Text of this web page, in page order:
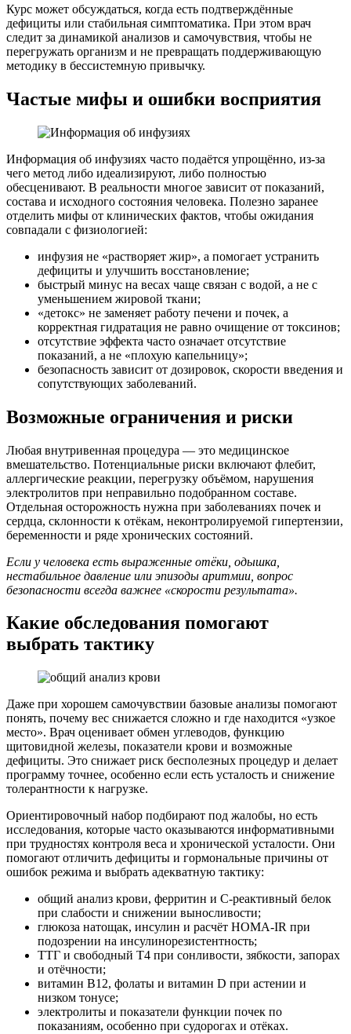
Курс может обсуждаться, когда есть подтверждённые
дефициты или стабильная симптоматика. При этом врач
следит за динамикой анализов и самочувствия, чтобы не
перегружать организм и не превращать поддерживающую
методику в бессистемную привычку.
Частые мифы и ошибки восприятия
Информация об инфузиях часто подаётся упрощённо, из-за
чего метод либо идеализируют, либо полностью
обесценивают. В реальности многое зависит от показаний,
состава и исходного состояния человека. Полезно заранее
отделить мифы от клинических фактов, чтобы ожидания
совпадали с физиологией:
инфузия не «растворяет жир», а помогает устранить
дефициты и улучшить восстановление;
быстрый минус на весах чаще связан с водой, а не с
уменьшением жировой ткани;
«детокс» не заменяет работу печени и почек, а
корректная гидратация не равно очищение от токсинов;
отсутствие эффекта часто означает отсутствие
показаний, а не «плохую капельницу»;
безопасность зависит от дозировок, скорости введения и
сопутствующих заболеваний.
Возможные ограничения и риски
Любая внутривенная процедура — это медицинское
вмешательство. Потенциальные риски включают флебит,
аллергические реакции, перегрузку объёмом, нарушения
электролитов при неправильно подобранном составе.
Отдельная осторожность нужна при заболеваниях почек и
сердца, склонности к отёкам, неконтролируемой гипертензии,
беременности и ряде хронических состояний.
Если у человека есть выраженные отёки, одышка,
нестабильное давление или эпизоды аритмии, вопрос
безопасности всегда важнее «скорости результата».
Какие обследования помогают
выбрать тактику
Даже при хорошем самочувствии базовые анализы помогают
понять, почему вес снижается сложно и где находится «узкое
место». Врач оценивает обмен углеводов, функцию
щитовидной железы, показатели крови и возможные
дефициты. Это снижает риск бесполезных процедур и делает
программу точнее, особенно если есть усталость и снижение
толерантности к нагрузке.
Ориентировочный набор подбирают под жалобы, но есть
исследования, которые часто оказываются информативными
при трудностях контроля веса и хронической усталости. Они
помогают отличить дефициты и гормональные причины от
ошибок режима и выбрать адекватную тактику:
общий анализ крови, ферритин и С-реактивный белок
при слабости и снижении выносливости;
глюкоза натощак, инсулин и расчёт HOMA-IR при
подозрении на инсулинорезистентность;
ТТГ и свободный Т4 при сонливости, зябкости, запорах
и отёчности;
витамин B12, фолаты и витамин D при астении и
низком тонусе;
электролиты и показатели функции почек по
показаниям, особенно при судорогах и отёках.